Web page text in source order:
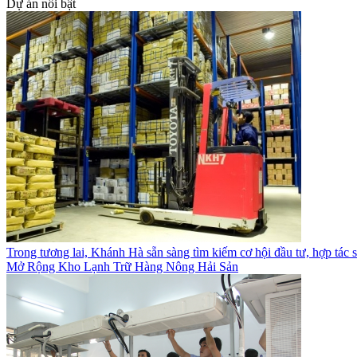
Dự án nổi bật
Trong tương lai, Khánh Hà sẵn sàng tìm kiếm cơ hội đầu tư, hợp
Mở Rộng Kho Lạnh Trữ Hàng Nông Hải Sản